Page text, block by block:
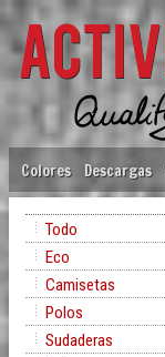
Colores Descargas
Todo
Eco
Camisetas
Polos
Sudaderas